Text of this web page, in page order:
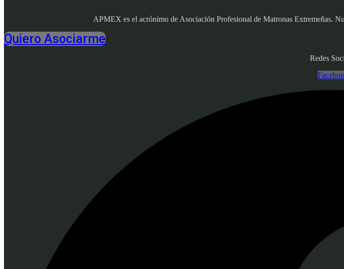
APMEX es el acrónimo de Asociación Profesional de Matronas Extremeñas.
Quiero Asociarme
Redes